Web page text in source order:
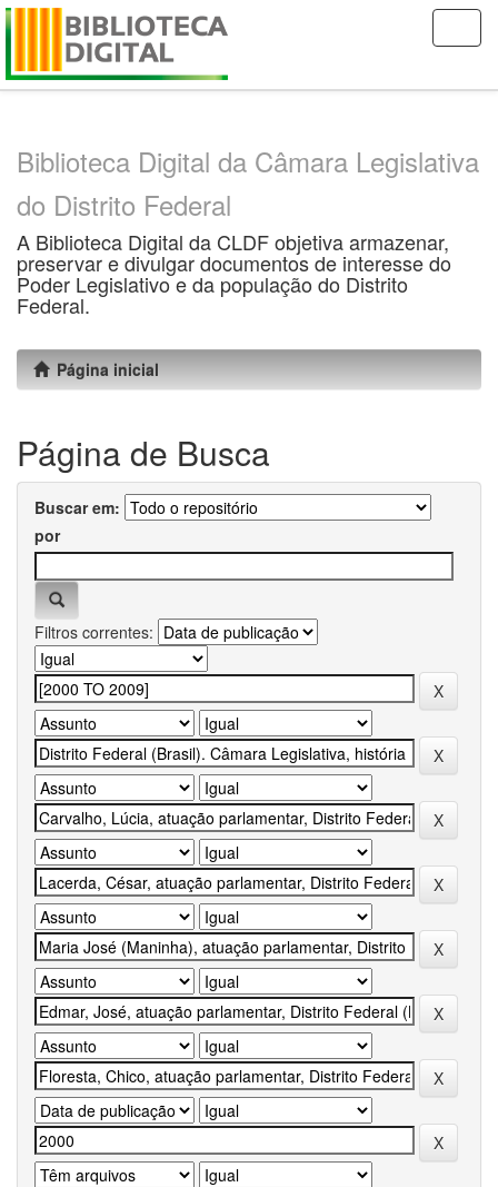
Skip
Biblioteca Digital da Câmara Legislativa
do Distrito Federal
A Biblioteca Digital da CLDF objetiva armazenar,
preservar e divulgar documentos de interesse do
Poder Legislativo e da população do Distrito
Federal.
Página inicial
Página de Busca
Buscar em:
por
Filtros correntes: